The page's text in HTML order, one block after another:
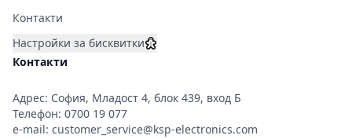
Контакти
Настройки за бисквитки
Контакти
Адрес: София, Младост 4, блок 439, вход Б
Телефон: 0700 19 077
e-mail: customer_service@ksp-electronics.com